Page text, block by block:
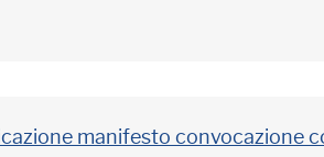
manifesto convocazione